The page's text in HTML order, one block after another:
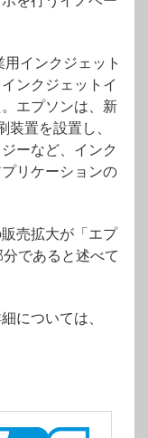
インクジェット
ンクジェットイ
エプソンは、新
装置を設置し、
ーなど、インク
リケーションの
売拡大が「エプ
であると述べて
については、